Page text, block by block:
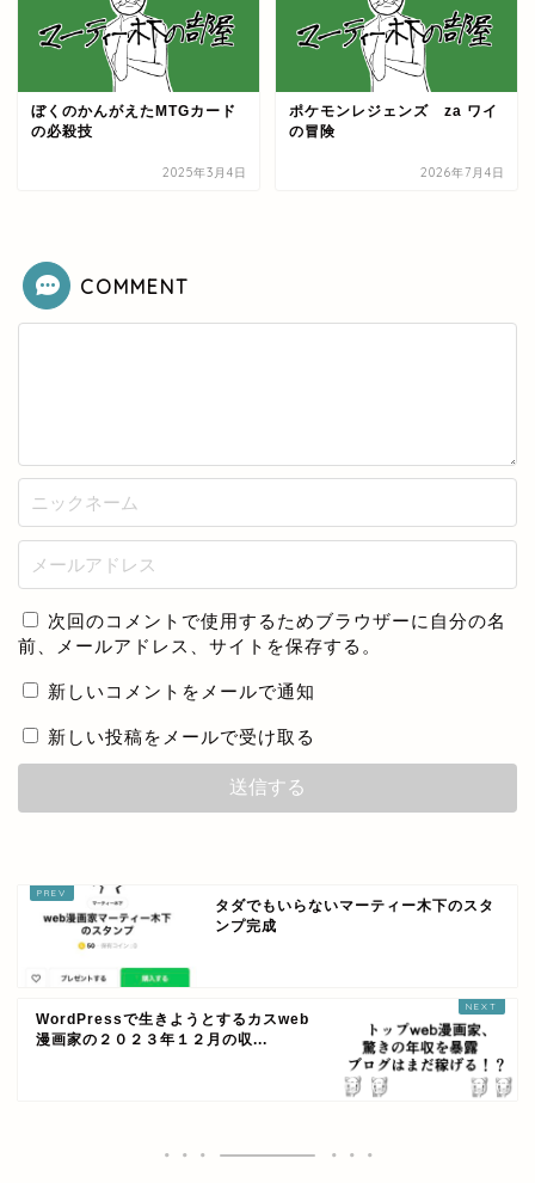
ぼくのかんがえたMTGカード
の必殺技
2025年3月4日
ポケモンレジェンズ za ワイ
の冒険
2026年7月4日
COMMENT
次回のコメントで使用するためブラウザーに自分の名
前、メールアドレス、サイトを保存する。
新しいコメントをメールで通知
新しい投稿をメールで受け取る
タダでもいらないマーティー木下のスタ
ンプ完成
WordPressで生きようとするカスweb
漫画家の２０２３年１２月の収...